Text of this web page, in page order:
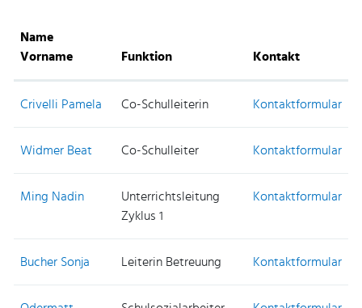
Name
Vorname
Funktion Kontakt
Crivelli Pamela Co-Schulleiterin Kontaktformular
Widmer Beat Co-Schulleiter Kontaktformular
Ming Nadin
Unterrichtsleitung
Zyklus 1
Kontaktformular
Bucher Sonja Leiterin Betreuung Kontaktformular